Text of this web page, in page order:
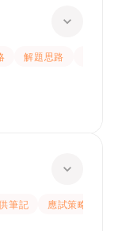
解題思路
筆記 應試策略